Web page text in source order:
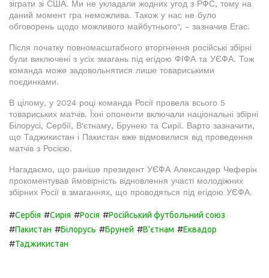
зіграти зі США. Ми не укладали жодних угод з РФС, тому на
даний момент гра неможлива. Також у нас не було
обговорень щодо можливого майбутнього", - зазначив Егас.
Після початку повномасштабного вторгнення російські збірні
були виключені з усіх змагань під егідою ФІФА та УЄФА. Тож
команда може задовольнятися лише товариськими
поєдинками.
В цілому, у 2024 році команда Росії провела всього 5
товариських матчів. Їхні опоненти включали національні збірні
Білорусі, Сербії, В'єтнаму, Брунею та Сирії. Варто зазначити,
що Таджикистан і Пакистан вже відмовилися від проведення
матчів з Росією.
Нагадаємо, що раніше президент УЄФА Александер Чеферін
прокоментував ймовірність відновлення участі молодіжних
збірних Росії в змаганнях, що проводяться під егідою УЄФА.
#Сербія #Сирія #Росія #Російський футбольний союз
#Пакистан #Білорусь #Бруней #В'єтнам #Еквадор
#Таджикистан